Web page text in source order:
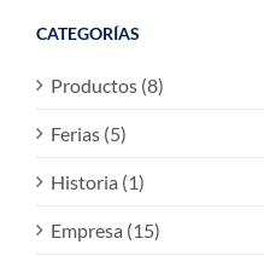
CATEGORÍAS
Productos (8)
Ferias (5)
Historia (1)
Empresa (15)